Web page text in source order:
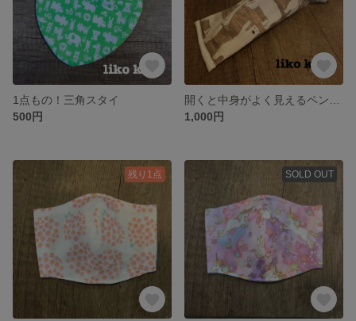
1点もの！三角スタイ
500円
1,000円
残り1点 SOLD OUT